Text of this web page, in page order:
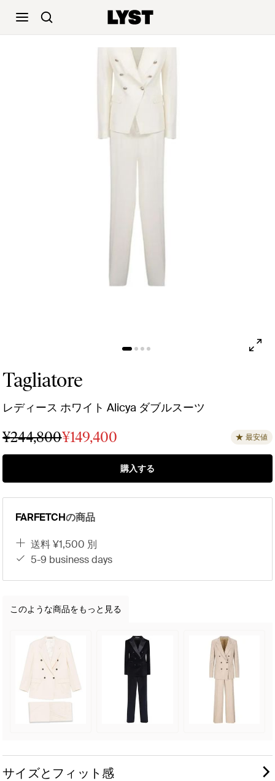
Tagliatore
レディース ホワイト Alicya ダブルスーツ
¥244,800¥149,400 最安値
購入する
FARFETCHの商品
送料 ¥1,500 別
5-9 business days
このような商品をもっと見る
サイズとフィット感